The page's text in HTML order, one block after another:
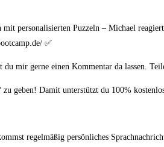
personalisierten Puzzeln – Michael
✅
mir gerne einen Kommentar da lassen.
geben! Damit unterstützt du 100%
regelmäßig persönliches